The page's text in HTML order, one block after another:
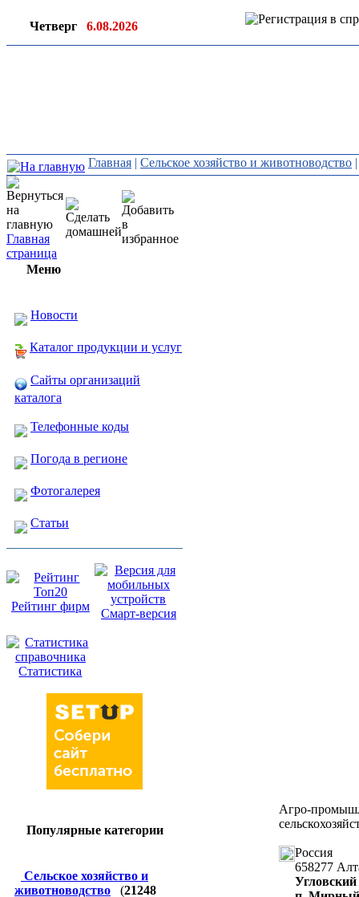
Четверг 6.08.2026
Главная | Сельское хозяйство и животноводство
Главная
страница
Меню
Новости
Каталог продукции и услуг
Сайты организаций
каталога
Телефонные коды
Погода в регионе
Фотогалерея
Статьи
Рейтинг фирм
Смарт-версия
Статистика
Популярные категории
Сельское хозяйство и
животноводство
(21248
Агро-
Россия
658277